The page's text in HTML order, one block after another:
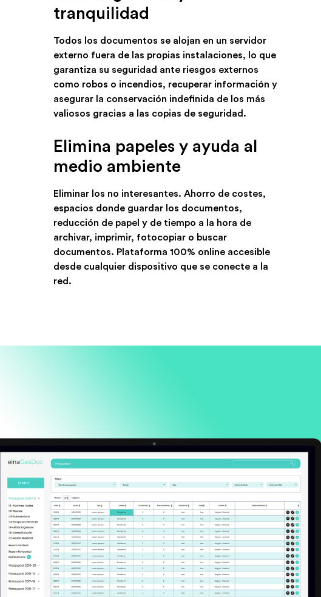
tranquilidad
Todos los documentos se alojan en un servidor
externo fuera de las propias instalaciones, lo que
garantiza su seguridad ante riesgos externos
como robos o incendios, recuperar información y
asegurar la conservación indefinida de los más
valiosos gracias a las copias de seguridad.
Elimina papeles y ayuda al
medio ambiente
Eliminar los no interesantes. Ahorro de costes,
espacios donde guardar los documentos,
reducción de papel y de tiempo a la hora de
archivar, imprimir, fotocopiar o buscar
documentos. Plataforma 100% online accesible
desde cualquier dispositivo que se conecte a la
red.